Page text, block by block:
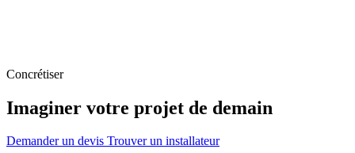
Concrétiser
Imaginer votre projet de demain
Demander un devis Trouver un installateur